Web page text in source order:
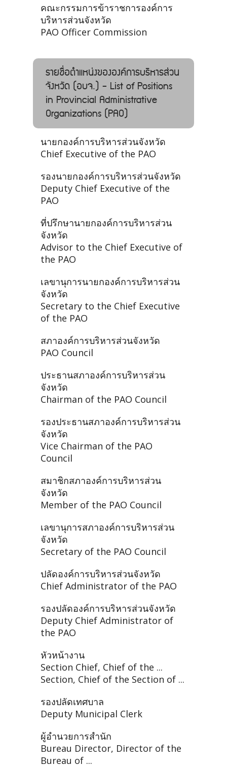
คณะกรรมการข้าราชการองค์การ
บริหารส่วนจังหวัด
PAO Officer Commission
รายชื่อตำแหน่งขององค์การบริหารส่วน
จังหวัด (อบจ.) - List of Positions
in Provincial Administrative
Organizations (PAO)
นายกองค์การบริหารส่วนจังหวัด
Chief Executive of the PAO
รองนายกองค์การบริหารส่วนจังหวัด
Deputy Chief Executive of the
PAO
ที่ปรึกษานายกองค์การบริหารส่วน
จังหวัด
Advisor to the Chief Executive of
the PAO
เลขานุการนายกองค์การบริหารส่วน
จังหวัด
Secretary to the Chief Executive
of the PAO
สภาองค์การบริหารส่วนจังหวัด
PAO Council
ประธานสภาองค์การบริหารส่วน
จังหวัด
Chairman of the PAO Council
รองประธานสภาองค์การบริหารส่วน
จังหวัด
Vice Chairman of the PAO
Council
สมาชิกสภาองค์การบริหารส่วน
จังหวัด
Member of the PAO Council
เลขานุการสภาองค์การบริหารส่วน
จังหวัด
Secretary of the PAO Council
ปลัดองค์การบริหารส่วนจังหวัด
Chief Administrator of the PAO
รองปลัดองค์การบริหารส่วนจังหวัด
Deputy Chief Administrator of
the PAO
หัวหน้างาน
Section Chief, Chief of the ...
Section, Chief of the Section of ...
รองปลัดเทศบาล
Deputy Municipal Clerk
ผู้อำนวยการสำนัก
Bureau Director, Director of the
Bureau of ...